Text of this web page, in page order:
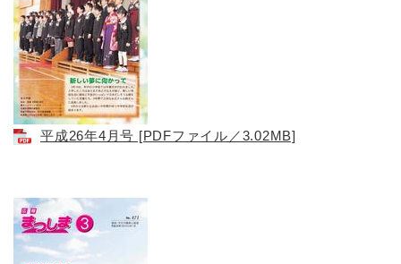
平成26年4月号 [PDFファイル／3.02MB]